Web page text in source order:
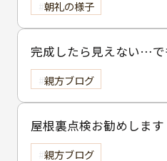
朝礼の様子
完成したら見えない…
は下塗りです
親方ブログ
屋根裏点検お勧めします
親方ブログ